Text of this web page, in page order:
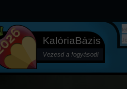
KalóriaBázis
Vezesd a fogyásod!